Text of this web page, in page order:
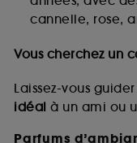
cannelle, rose,
Vous cherchez un
Laissez-vous
idéal à un ami ou
Parfums